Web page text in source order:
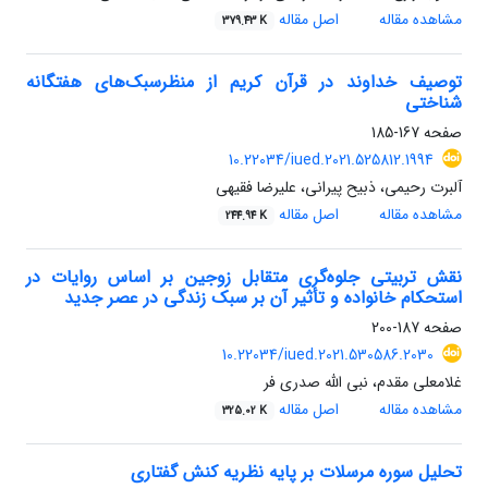
مشاهده مقاله
اصل مقاله 379.43 K
توصیف خداوند در قرآن کریم از منظرسبک‌های هفتگانه‌
شناختی
صفحه167-185
10.22034/iued.2021.525812.1994
آلبرت رحیمی، ذبیح پیرانی، علیرضا فقیهی
مشاهده مقاله
اصل مقاله 244.94 K
نقش تربیتی جلوه‌گری متقابل زوجین بر اساس روایات در
استحکام خانواده و تأثیر آن بر سبک زندگی در عصر جدید
صفحه187-200
10.22034/iued.2021.530586.2030
غلامعلی مقدم، نبی الله صدری فر
مشاهده مقاله
اصل مقاله 325.02 K
تحلیل سوره مرسلات بر پایه نظریه کنش گفتاری